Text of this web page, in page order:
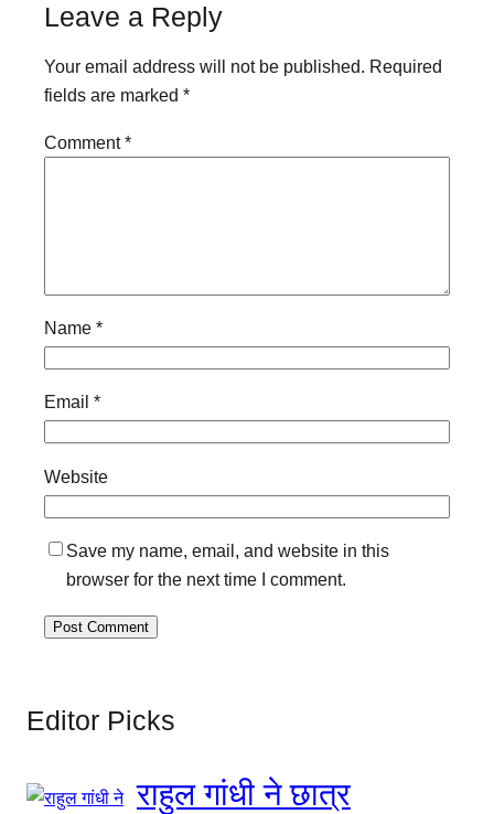
Leave a Reply
Your email address will not be published. Required
fields are marked *
Comment*
Name *
Email *
Website
Save my name, email, and website in this
browser for the next time I comment.
Editor Picks
राहुल गांधी ने छात्र